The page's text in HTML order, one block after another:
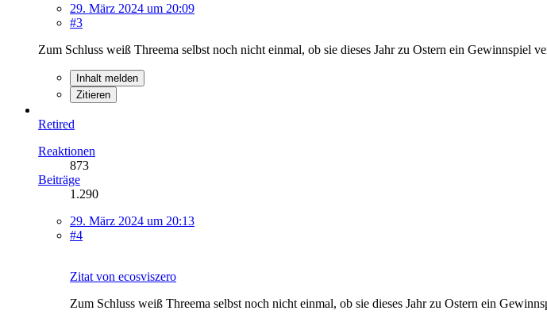
29. März 2024 um 20:09
#3
Zum Schluss weiß Threema selbst noch nicht einmal, ob sie dieses Jahr zu Ostern ein Gewinnspiel
Inhalt melden
Zitieren
Retired
Reaktionen
873
Beiträge
1.290
29. März 2024 um 20:13
#4
Zitat von ecosviszero
Zum Schluss weiß Threema selbst noch nicht einmal, ob sie dieses Jahr zu Ostern ein